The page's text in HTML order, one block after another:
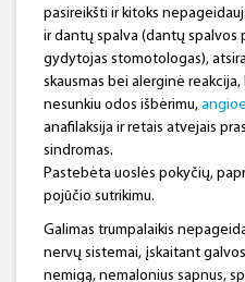
pasireikšti ir kitoks
ir dantų spalva (dantų spalvos
gydytojas stomotologas),
skausmas bei alerginė
nesunkiu odos išbėrimu,
anafilaksija ir retais atvejais
sindromas.
Pastebėta uoslės pokyčių,
pojūčio sutrikimu.
Galimas trumpalaikis
nervų sistemai, įskaitant
nemigą, nemalonius sapnus,